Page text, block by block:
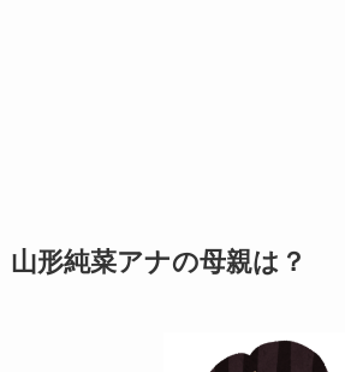
山形純菜アナの母親は？